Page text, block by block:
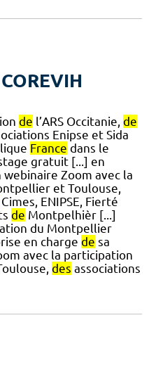
de l’ARS Occitanie, de
Enipse et Sida
France dans le
gratuit [...] en
Zoom avec la
et Toulouse,
Cimes, ENIPSE, Fierté
de Montpelhièr [...]
du Montpellier
en charge de sa
avec la participation
des associations